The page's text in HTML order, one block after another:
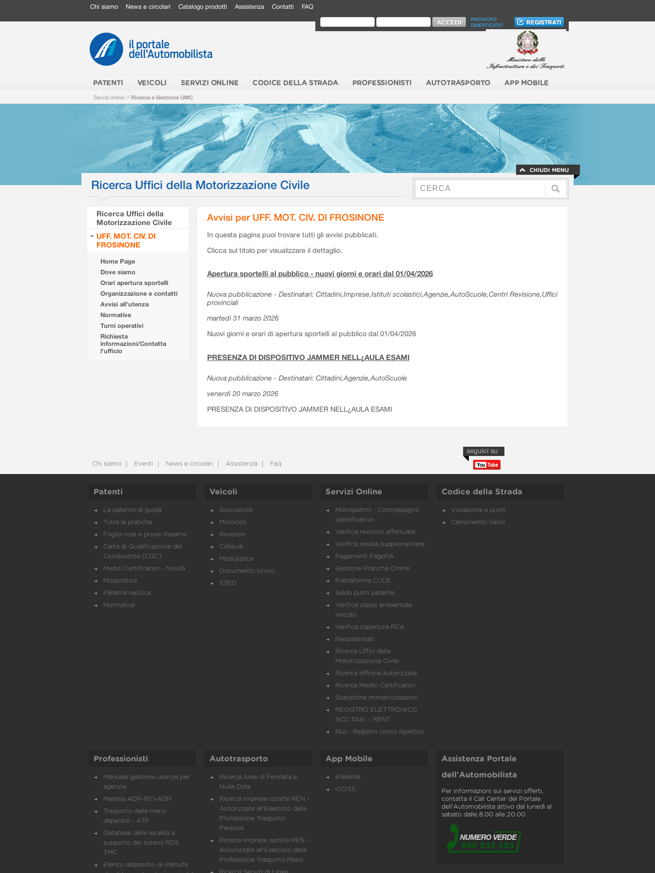
Chi siamo News e circolari Catalogo prodotti Assistenza Contatti FAQ
PASSWORD
DIMENTICATA?
PATENTI VEICOLI SERVIZI ONLINE CODICE DELLA STRADA PROFESSIONISTI AUTOTRASPORTO APP MOBILE
Servizi online // Ricerca e Gestione UMC
Ricerca Uffici della Motorizzazione Civile
Ricerca Uffici della
Motorizzazione Civile
UFF. MOT. CIV. DI
FROSINONE
Home Page
Dove siamo
Orari apertura sportelli
Organizzazione e contatti
Avvisi all'utenza
Normative
Turni operativi
Richiesta
informazioni/Contatta
l'ufficio
Avvisi per UFF. MOT. CIV. DI FROSINONE
In questa pagina puoi trovare tutti gli avvisi pubblicati.
Clicca sul titolo per visualizzare il dettaglio.
Apertura sportelli al pubblico - nuovi giorni e orari dal 01/04/2026
Nuova pubblicazione - Destinatari: Cittadini,Imprese,Istituti scolastici,Agenzie,AutoScuole,Centri Revisione,Uffici
provinciali
martedì 31 marzo 2026
Nuovi giorni e orari di apertura sportelli al pubblico dal 01/04/2026
PRESENZA DI DISPOSITIVO JAMMER NELL¿AULA ESAMI
Nuova pubblicazione - Destinatari: Cittadini,Agenzie,AutoScuole
venerdì 20 marzo 2026
PRESENZA DI DISPOSITIVO JAMMER NELL¿AULA ESAMI
Chi siamo Eventi News e circolari Assistenza Faq
Patenti
La patente di guida
Tutte le pratiche
Foglio rosa e prove d’esame
Carta di Qualificazione del
Conducente (CQC)
Medici Certificatori - Novità
Modulistica
Patente nautica
Normativa
Veicoli
Autoveicoli
Motocicli
Revisioni
Collaudi
Modulistica
Documento Unico
STED
Servizi Online
Monopattini - Contrassegno
identificativo
Verifica revisioni effettuate
Verifica massa supplementare
Pagamenti PagoPA
Gestione Pratiche Online
Piattaforma CUDE
Saldo punti patente
Verifica classe ambientale
veicolo
Verifica copertura RCA
Neopatentati
Ricerca Uffici della
Motorizzazione Civile
Ricerca officine autorizzate
Ricerca Medici Certificatori
Statistiche immatricolazioni
REGISTRO ELETTRONICO
NCC TAXI – RENT
RUI - Registro Unico Ispettori
Codice della Strada
Violazione e punti
Censimento Velox
Professionisti
Manuale gestione utenze per
agenzie
Materia ADR-RID-ADN
Trasporto delle merci
deperibili - ATP
Database delle località a
supporto dei sistemi RDS
TMC
Elenco dispositivi di ritenuta
Autotrasporto
Ricerca Aree di Fermata e
Nulla Osta
Ricerca Imprese Iscritte REN -
Autorizzate all'Esercizio della
Professione Trasporto
Persone
Ricerca Imprese iscritte REN -
Autorizzate all'Esercizio della
Professione Trasporto Merci
App Mobile
iPatente
iCCISS
Assistenza Portale
dell'Automobilista
Per informazioni sui servizi offerti,
contatta il Call Center del Portale
dell'Automobilista attivo dal lunedì al
sabato dalle 8.00 alle 20.00